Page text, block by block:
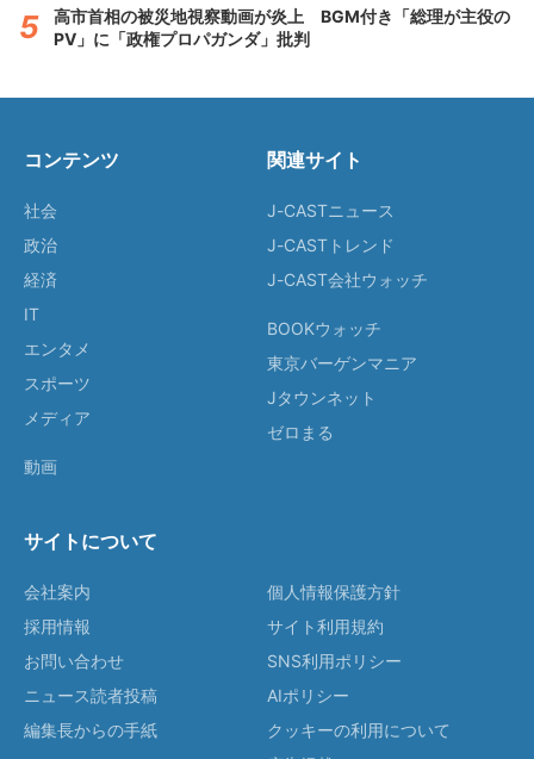
高市首相の被災地視察動画が炎上 BGM付き「総理が主役の
PV」に「政権プロパガンダ」批判
コンテンツ
社会
政治
経済
IT
エンタメ
スポーツ
メディア
動画
関連サイト
J-CASTニュース
J-CASTトレンド
J-CAST会社ウォッチ
BOOKウォッチ
東京バーゲンマニア
Jタウンネット
ゼロまる
サイトについて
会社案内
採用情報
お問い合わせ
ニュース読者投稿
編集長からの手紙
個人情報保護方針
サイト利用規約
SNS利用ポリシー
AIポリシー
クッキーの利用について